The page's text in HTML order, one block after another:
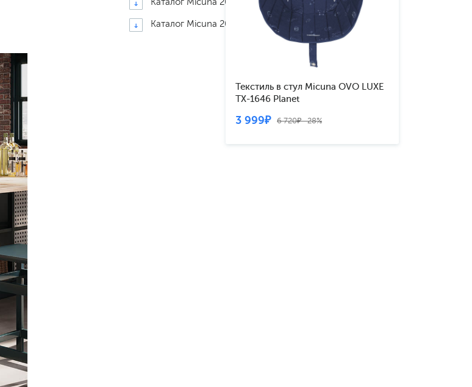
Текстиль в стул Micuna OVO LUXE
TX-1646 Planet
3 999₽ 6 720₽ -28%
Каталог Micuna 2025